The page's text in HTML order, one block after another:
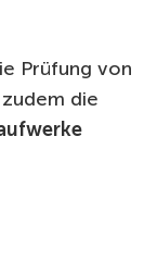
Prüfung von
die